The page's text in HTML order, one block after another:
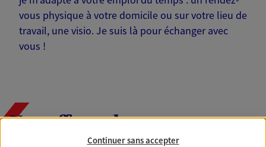
vous physique à votre domicile ou sur votre lieu de
travail, une visio. Je suis là pour échanger avec
vous !
Nos offres phares
Continuer sans accepter